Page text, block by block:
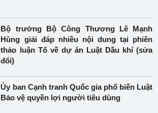
Bộ trưởng Bộ Công Thương Lê Mạnh
Hùng giải đáp nhiều nội dung tại phiên
thảo luận Tổ về dự án Luật Dầu khí (sửa
đổi)
Ủy ban Cạnh tranh Quốc gia phổ biến Luật
Bảo vệ quyền lợi người tiêu dùng